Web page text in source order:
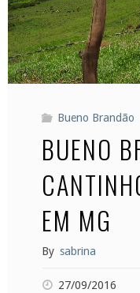
Bueno Brandão
BUENO
EM MG
By sabrina
27/09/2016